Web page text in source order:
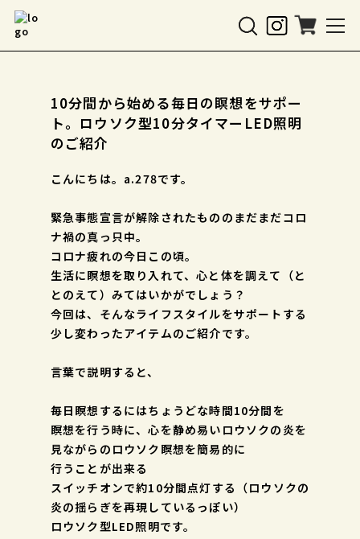
10分間から始める毎日の瞑想をサポー
ト。ロウソク型10分タイマーLED照明
のご紹介
こんにちは。a.278です。
緊急事態宣言が解除されたもののまだまだコロ
ナ禍の真っ只中。
コロナ疲れの今日この頃。
生活に瞑想を取り入れて、心と体を調えて（と
とのえて）みてはいかがでしょう？
今回は、そんなライフスタイルをサポートする
少し変わったアイテムのご紹介です。
言葉で説明すると、
毎日瞑想するにはちょうどな時間10分間を
瞑想を行う時に、心を静め易いロウソクの炎を
見ながらのロウソク瞑想を簡易的に
行うことが出来る
スイッチオンで約10分間点灯する（ロウソクの
炎の揺らぎを再現しているっぽい）
ロウソク型LED照明です。